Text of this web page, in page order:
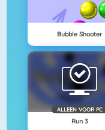
Bubble Shooter
ALLEEN VOOR PC
Run 3